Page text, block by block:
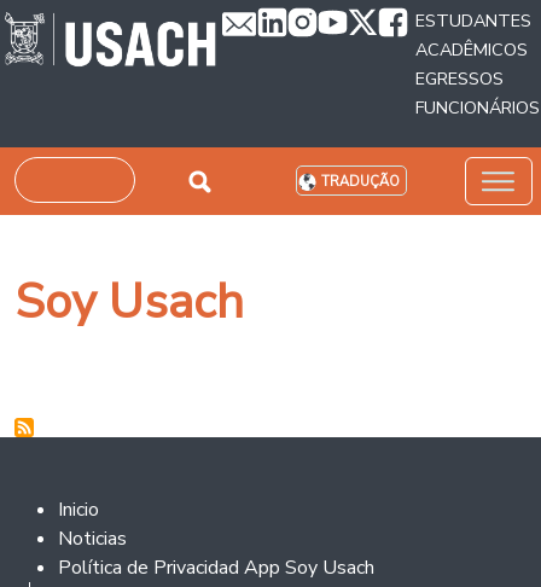
Passar para o conteúdo principal
ESTUDANTES
ACADÊMICOS
EGRESSOS
FUNCIONÁRIOS
Pesquisar TRADUÇÃO
Soy Usach
Footer 2
Inicio
Noticias
Política de Privacidad App Soy Usach